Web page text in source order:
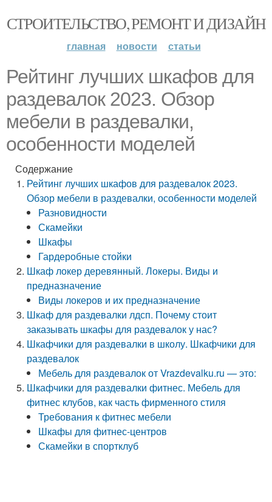
СТРОИТЕЛЬСТВО, РЕМОНТ И ДИЗАЙН
главная новости статьи
Рейтинг лучших шкафов для
раздевалок 2023. Обзор
мебели в раздевалки,
особенности моделей
Содержание
Рейтинг лучших шкафов для раздевалок 2023.
Обзор мебели в раздевалки, особенности моделей
Разновидности
Скамейки
Шкафы
Гардеробные стойки
Шкаф локер деревянный. Локеры. Виды и
предназначение
Виды локеров и их предназначение
Шкаф для раздевалки лдсп. Почему стоит
заказывать шкафы для раздевалок у нас?
Шкафчики для раздевалки в школу. Шкафчики для
раздевалок
Мебель для раздевалок от Vrazdevalku.ru — это:
Шкафчики для раздевалки фитнес. Мебель для
фитнес клубов, как часть фирменного стиля
Требования к фитнес мебели
Шкафы для фитнес-центров
Скамейки в спортклуб